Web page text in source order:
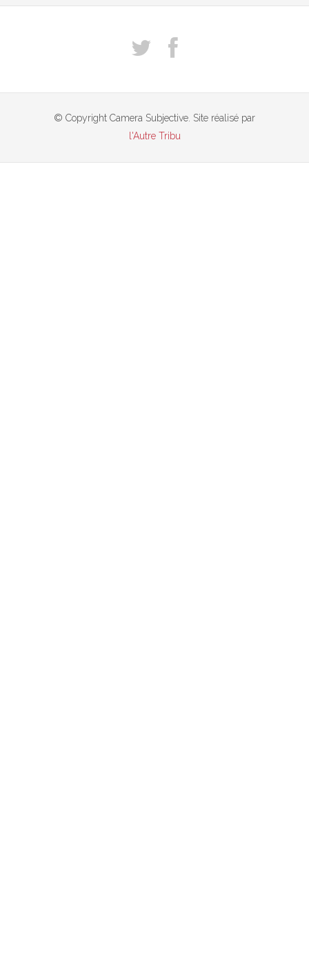
© Copyright Camera Subjective. Site réalisé par
l'Autre Tribu